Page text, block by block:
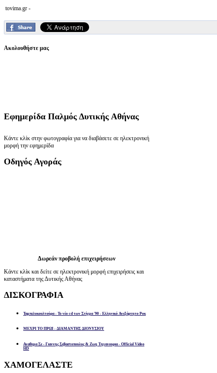
tovima.gr -
Ακολουθήστε μας
Εφημερίδα Παλμός Δυτικής Αθήνας
Κάντε κλίκ στην φωτογραφία για να διαβάσετε σε ηλεκτρονική
μορφή την εφημερίδα
Οδηγός Αγοράς
Δωρεάν προβολή επιχειρήσεων
Κάντε κλίκ και δείτε σε ηλεκτρονική μορφή επιχειρήσεις και
καταστήματα της Δυτικής Αθήνας
ΔΙΣΚΟΓΡΑΦΙΑ
Ταμπελοκουλτούρα - Το νέο cd των Στίγμα '90 - Ελληνικό Ανεξάρτητο Ροκ
ΜΕΧΡΙ ΤΟ ΠΡΩΙ - ΔΙΑΜΑΝΤΗΣ ΔΙΟΝΥΣΙΟΥ
Αναθεμα Σε - Γιαννης Σεβαστοπουλος & Ζωη Τηγανουρια - Official Video
HD
ΧΑΜΟΓΕΛΑΣΤΕ